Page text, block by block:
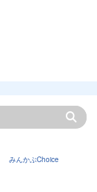
みんかぶChoice